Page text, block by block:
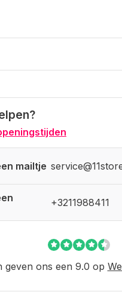
mailtje
+3211988411
geven ons een 9.0 op